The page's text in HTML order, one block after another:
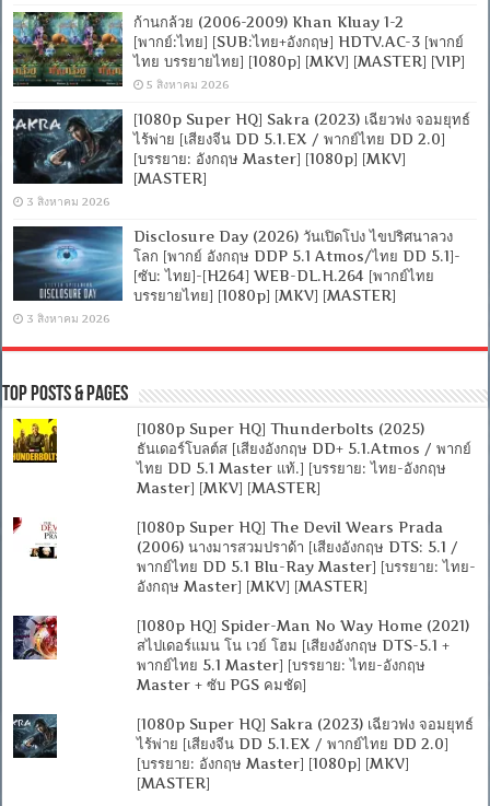
ก้านกล้วย (2006-2009) Khan Kluay 1-2
[พากย์:ไทย] [SUB:ไทย+อังกฤษ] HDTV.AC-3 [พากย์
ไทย บรรยายไทย] [1080p] [MKV] [MASTER] [VIP]
5 สิงหาคม 2026
[1080p Super HQ] Sakra (2023) เฉียวฟง จอมยุทธ์
ไร้พ่าย [เสียงจีน DD 5.1.EX / พากย์ไทย DD 2.0]
[บรรยาย: อังกฤษ Master] [1080p] [MKV]
[MASTER]
3 สิงหาคม 2026
Disclosure Day (2026) วันเปิดโปง ไขปริศนาลวง
โลก [พากย์ อังกฤษ DDP 5.1 Atmos/ไทย DD 5.1]-
[ซับ: ไทย]-[H264] WEB-DL.H.264 [พากย์ไทย
บรรยายไทย] [1080p] [MKV] [MASTER]
3 สิงหาคม 2026
Top Posts & Pages
[1080p Super HQ] Thunderbolts (2025)
ธันเดอร์โบลต์ส [เสียงอังกฤษ DD+ 5.1.Atmos / พากย์
ไทย DD 5.1 Master แท้.] [บรรยาย: ไทย-อังกฤษ
Master] [MKV] [MASTER]
[1080p Super HQ] The Devil Wears Prada
(2006) นางมารสวมปราด้า [เสียงอังกฤษ DTS: 5.1 /
พากย์ไทย DD 5.1 Blu-Ray Master] [บรรยาย: ไทย-
อังกฤษ Master] [MKV] [MASTER]
[1080p HQ] Spider-Man No Way Home (2021)
สไปเดอร์แมน โน เวย์ โฮม [เสียงอังกฤษ DTS-5.1 +
พากย์ไทย 5.1 Master] [บรรยาย: ไทย-อังกฤษ
Master + ซับ PGS คมชัด]
[1080p Super HQ] Sakra (2023) เฉียวฟง จอมยุทธ์
ไร้พ่าย [เสียงจีน DD 5.1.EX / พากย์ไทย DD 2.0]
[บรรยาย: อังกฤษ Master] [1080p] [MKV]
[MASTER]